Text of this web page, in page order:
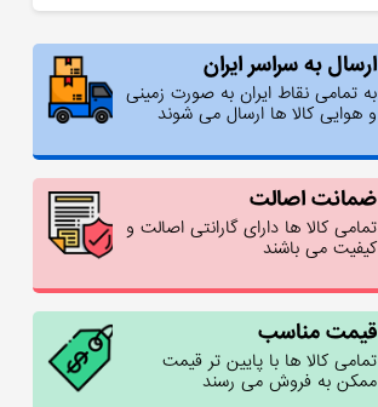
ارسال به سراسر ایران
به تمامی نقاط ایران به صورت زمینی
و هوایی کالا ها ارسال می شوند
ضمانت اصالت
تمامی کالا ها دارای گارانتی اصالت و
کیفیت می باشند
قیمت مناسب
تمامی کالا ها با پایین تر قیمت
ممکن به فروش می رسند